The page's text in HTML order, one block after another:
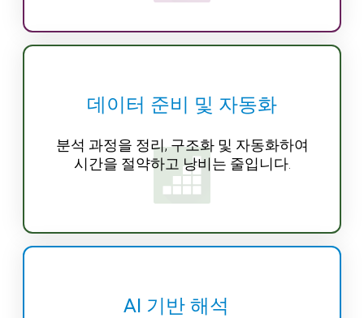
데이터 준비 및 자동화
분석 과정을 정리, 구조화 및 자동화하여
시간을 절약하고 낭비는 줄입니다.
AI 기반 해석